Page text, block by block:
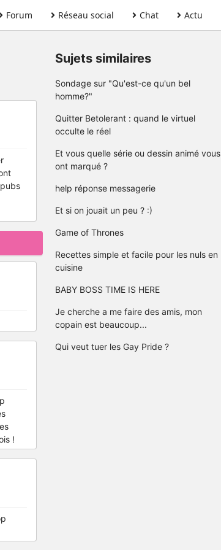
Forum Réseau social Chat Actu
!
Sujets similaires
Sondage sur "Qu'est-ce qu'un bel
homme?"
Quitter Betolerant : quand le virtuel
occulte le réel
Et vous quelle série ou dessin animé vous
ont marqué ?
help réponse messagerie
Et si on jouait un peu ? :)
Game of Thrones
Recettes simple et facile pour les nuls en
cuisine
BABY BOSS TIME IS HERE
Je cherche a me faire des amis, mon
copain est beaucoup...
Qui veut tuer les Gay Pride ?